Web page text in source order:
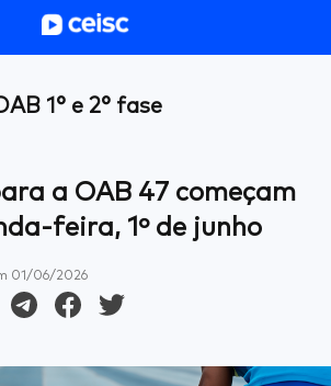
1° e 2° fase
a OAB 47 começam
feira, 1º de junho
01/06/2026